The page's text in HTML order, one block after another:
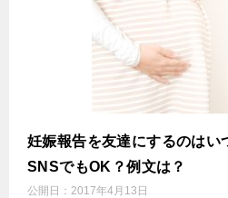
妊娠報告を友達にするのはい
SNSでもOK？例文は？
公開日： 2017年4月13日